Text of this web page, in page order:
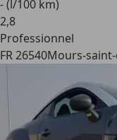
- (l/100 km)
2,8
Professionnel
FR 26540Mours-